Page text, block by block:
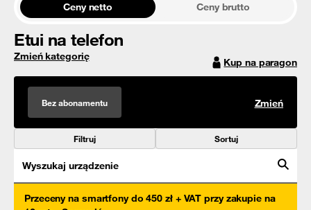
Ceny netto Ceny brutto
Etui na telefon
Zmień kategorię Kup na paragon
Bez abonamentu Zmień
Filtruj Sortuj
Wyszukaj urządzenie
Przeceny na smartfony do 450 zł + VAT przy zakupie na